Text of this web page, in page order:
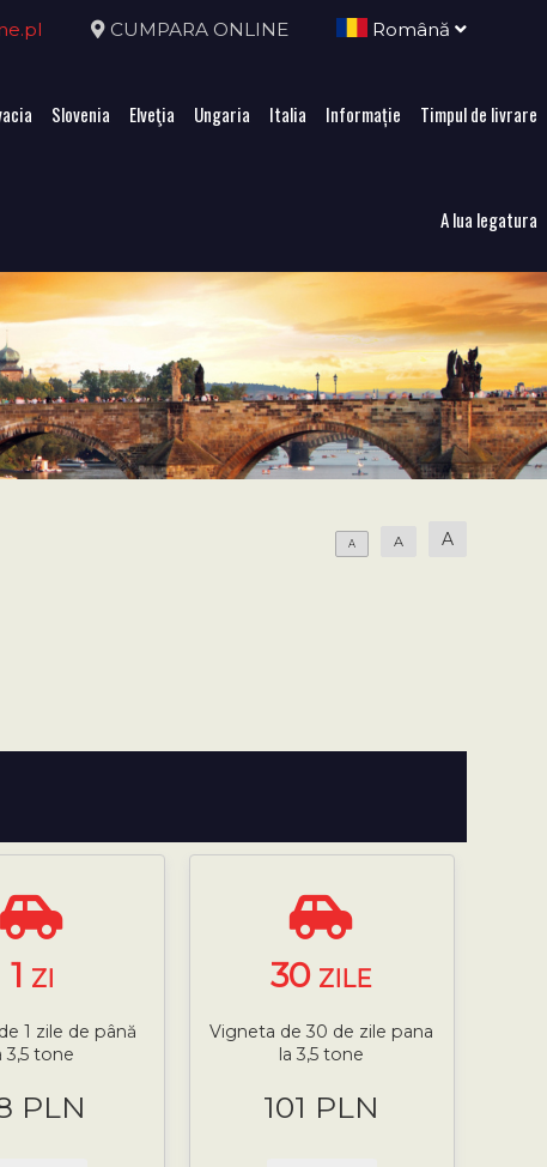
CUMPARA ONLINE Română
Slovenia Elveţia Ungaria Italia Informație Timpul de livrare
A lua legatura
A A A
1 ZI
1 zile de până
3,5 tone
PLN
30 ZILE
Vigneta de 30 de zile pana
la 3,5 tone
101 PLN